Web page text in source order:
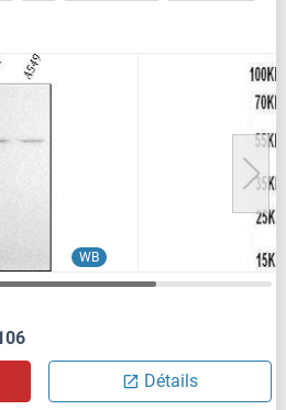
WB
Détails